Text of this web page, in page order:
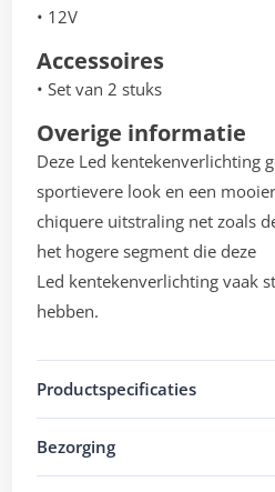
• 12V
Accessoires
• Set van 2 stuks
Overige informatie
Deze Led kentekenverlichting
sportievere look en een
chiquere uitstraling net zoals
het hogere segment die deze
Led kentekenverlichting vaak
hebben.
Productspecificaties
Bezorging